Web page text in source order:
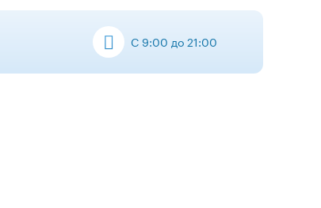
С 9:00 до 21:00